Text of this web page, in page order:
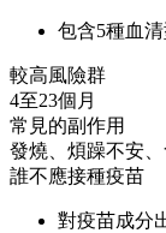
包含5種血
較高風險群
4至23個月
常見的副作用
發燒、煩躁不安
誰不應接種疫苗
對疫苗成分